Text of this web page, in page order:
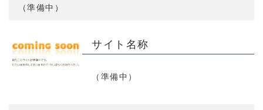
（準備中）
サイト名称
（準備中）